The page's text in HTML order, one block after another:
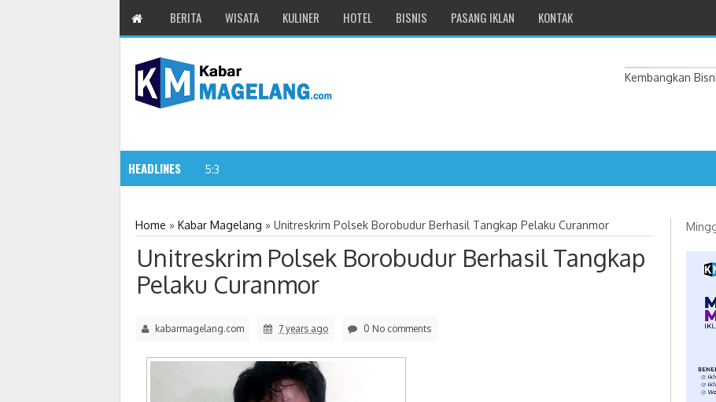
BERITA WISATA KULINER HOTEL BISNIS PASANG IKLAN KONTAK
Kembangkan
HEADLINES 5:32 PM
Home » Kabar Magelang » Unitreskrim Polsek Borobudur Berhasil Tangkap Pelaku Curanmor
Unitreskrim Polsek Borobudur Berhasil Tangkap
Pelaku Curanmor
kabarmagelang.com 7 years ago 0 No comments